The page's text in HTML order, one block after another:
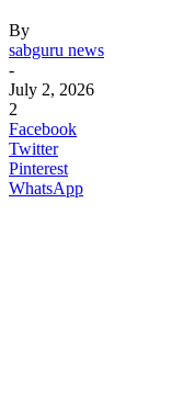
By
sabguru news
-
July 2, 2026
2
Facebook
Twitter
Pinterest
WhatsApp